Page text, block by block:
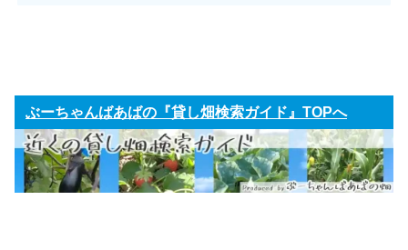
ぶーちゃんばあばの『貸し畑検索ガイド』TOPへ